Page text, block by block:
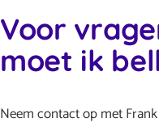
Voor
moet ik
Neem contact op met